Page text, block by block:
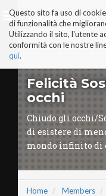
AI-ALTER EGO
PERCHÉ COMPLEXLAB
ADVISORY BOARD
TRUST & TRUTH
I NOSTRI SERVIZI
MANIFESTO AI
STORIE DI SUCCESSO
VIDEO
AREE TEMATICHE
Questo sito fa uso di
di funzionalità che
Utilizzando il sito, l'utente
conformità con le nostre
qui.
Felicità
occhi
Chiudo gli occhi/
di esistere di
mondo infinito di
Home Members